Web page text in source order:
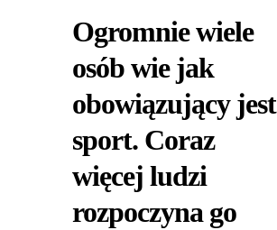
Ogromnie wiele
osób wie jak
obowiązujący jest
sport. Coraz
więcej ludzi
rozpoczyna go